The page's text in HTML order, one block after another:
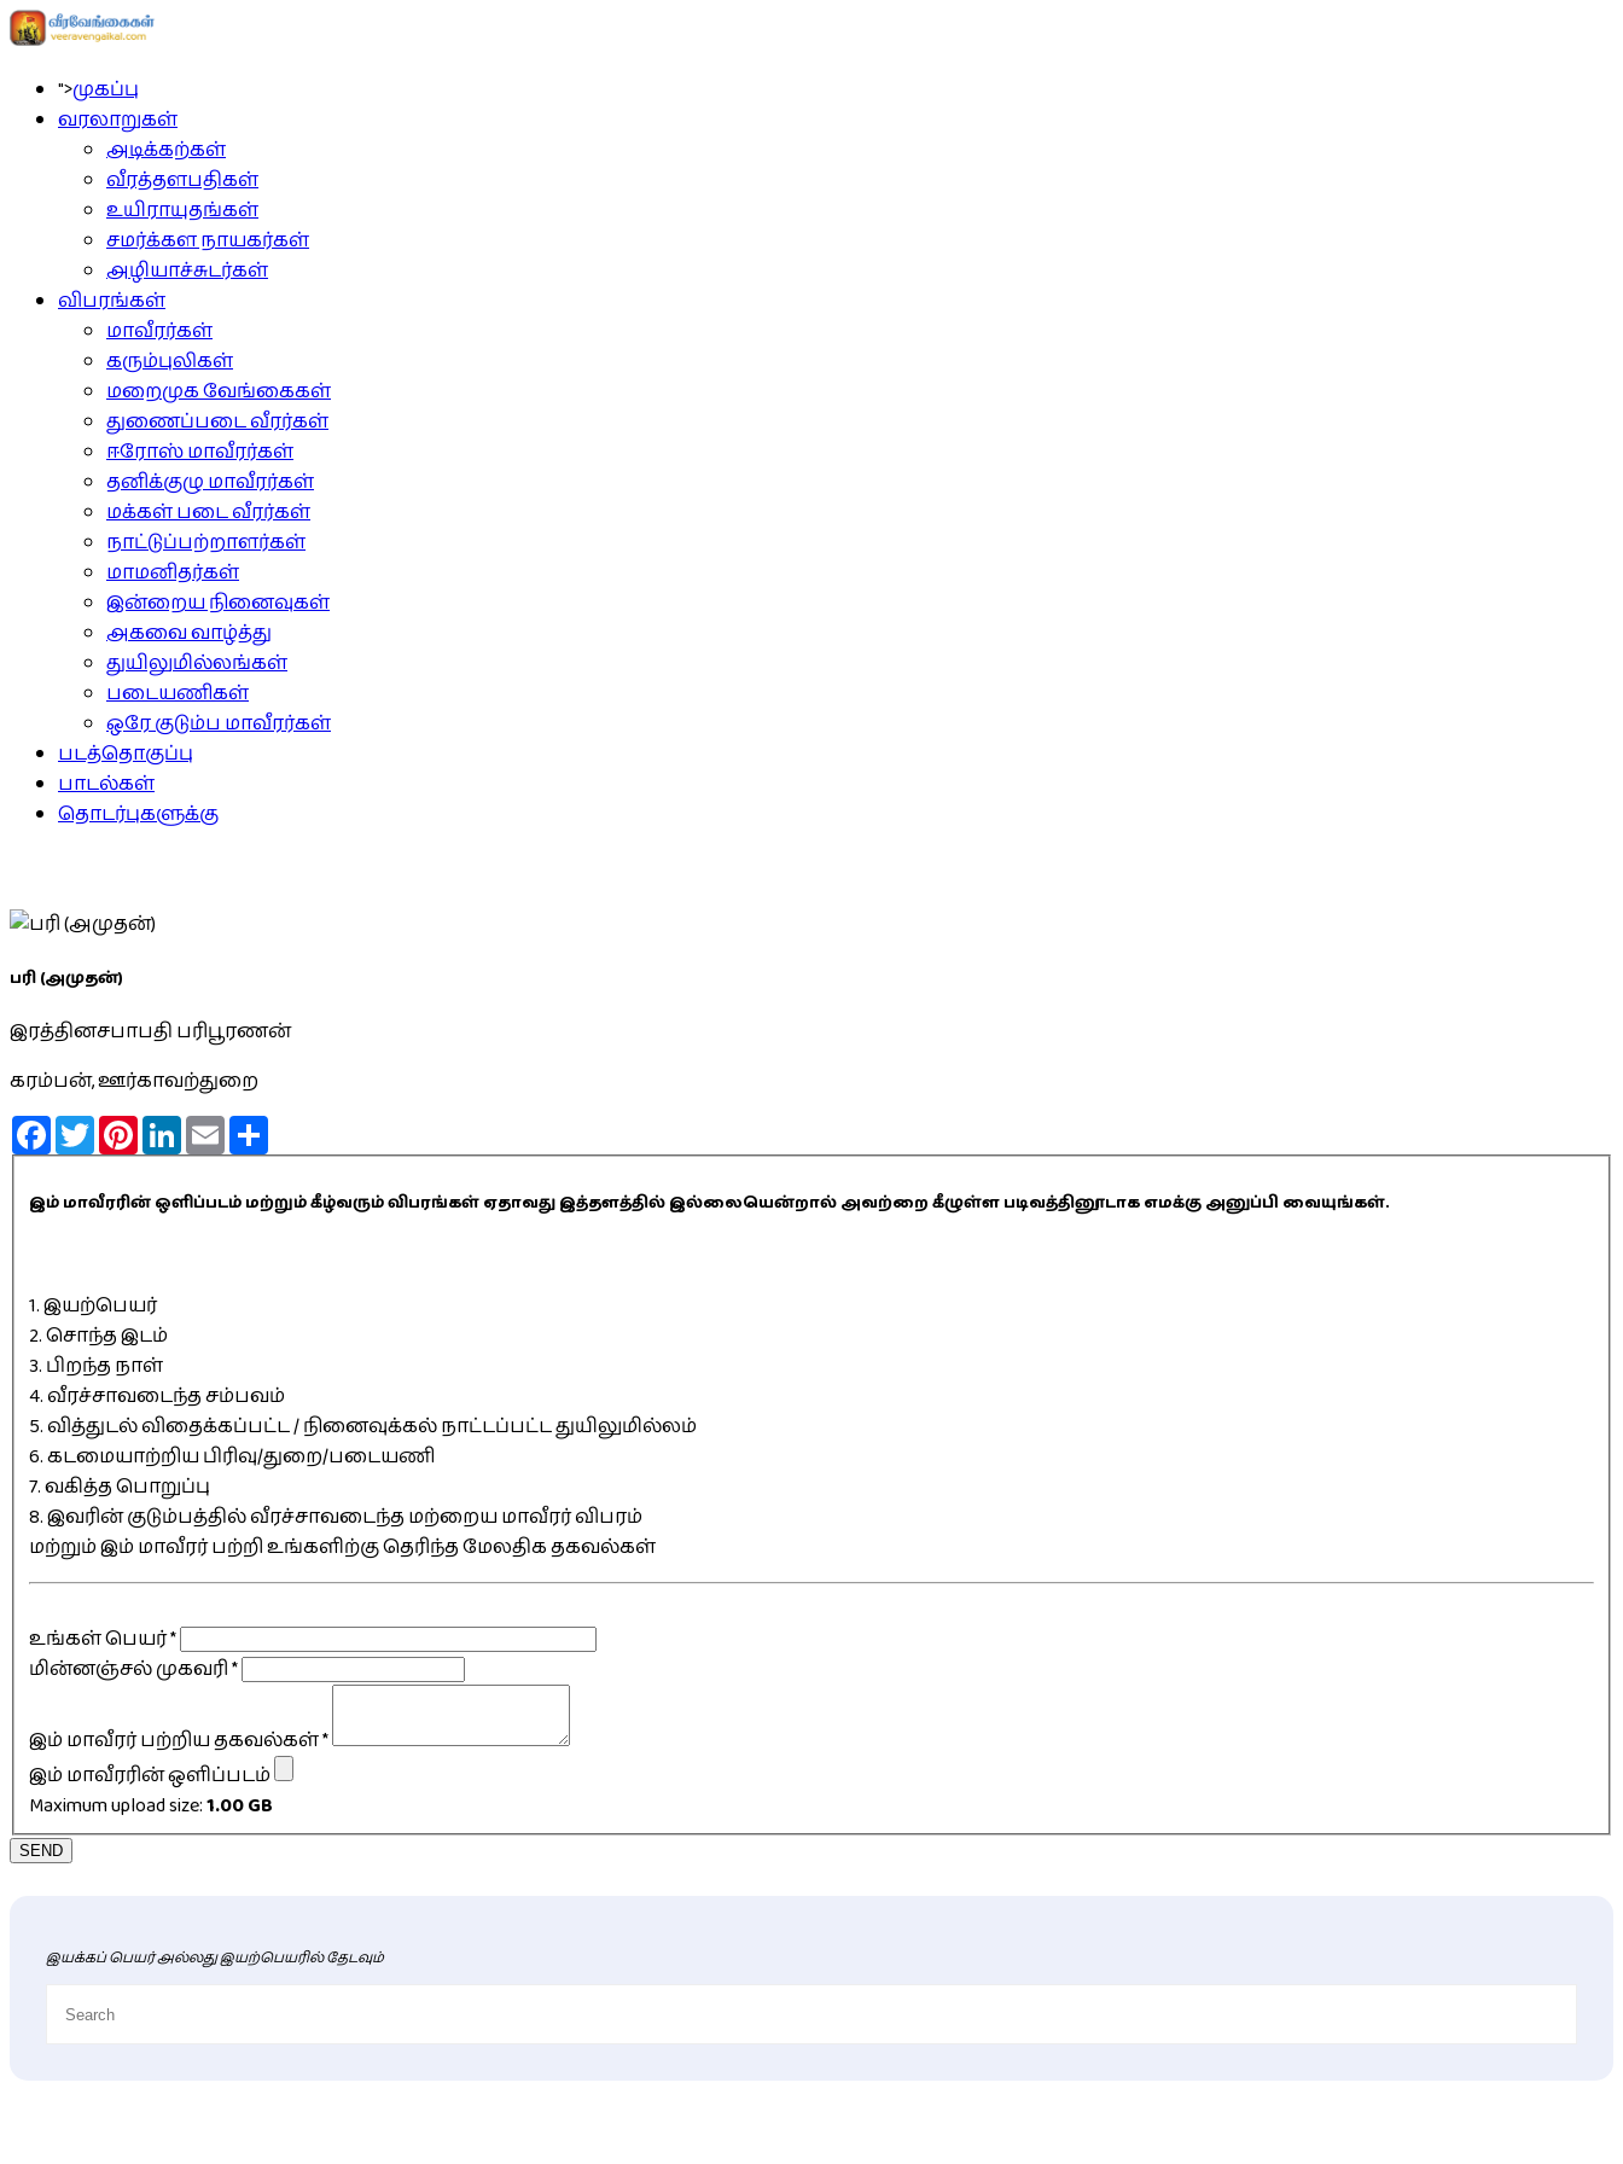
">முகப்பு
வரலாறுகள்
அடிக்கற்கள்
வீரத்தளபதிகள்
உயிராயுதங்கள்
சமர்க்கள நாயகர்கள்
அழியாச்சுடர்கள்
விபரங்கள்
மாவீரர்கள்
கரும்புலிகள்
மறைமுக வேங்கைகள்
துணைப்படை வீரர்கள்
ஈரோஸ் மாவீரர்கள்
தனிக்குழு மாவீரர்கள்
மக்கள் படை வீரர்கள்
நாட்டுப்பற்றாளர்கள்
மாமனிதர்கள்
இன்றைய நினைவுகள்
அகவை வாழ்த்து
துயிலுமில்லங்கள்
படையணிகள்
ஒரே குடும்ப மாவீரர்கள்
படத்தொகுப்பு
பாடல்கள்
தொடர்புகளுக்கு
பரி (அமுதன்)
இரத்தினசபாபதி பரிபூரணன்
கரம்பன், ஊர்காவற்துறை
FacebookTwitterPinterestLinkedInEmail
இம் மாவீரரின் ஒளிப்படம் மற்றும் கீழ்வரும் விபரங்கள் ஏதாவது இத்தளத்தில் இல்லையென்றால் அவற்றை கீழுள்ள படிவத்தினூடாக எமக்கு அனுப்பி வையுங்கள்.
1. இயற்பெயர்
2. சொந்த இடம்
3. பிறந்த நாள்
4. வீரச்சாவடைந்த சம்பவம்
5. வித்துடல் விதைக்கப்பட்ட / நினைவுக்கல் நாட்டப்பட்ட துயிலுமில்லம்
6. கடமையாற்றிய பிரிவு/துறை/படையணி
7. வகித்த பொறுப்பு
8. இவரின் குடும்பத்தில் வீரச்சாவடைந்த மற்றைய மாவீரர் விபரம்
மற்றும் இம் மாவீரர் பற்றி உங்களிற்கு தெரிந்த மேலதிக தகவல்கள்
உங்கள் பெயர்*
மின்னஞ்சல் முகவரி*
இம் மாவீரர் பற்றிய தகவல்கள்*
இம் மாவீரரின் ஒளிப்படம்
Maximum upload size:1.00 GB
SEND
இயக்கப் பெயர் அல்லது இயற்பெயரில் தேடவும்